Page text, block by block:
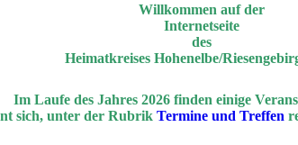
Willkommen auf der
Internetseite
des
Heimatkreises Hohenelbe/
Im Laufe des Jahres 2026 finden einige
sich, unter der Rubrik Termine und Treffen